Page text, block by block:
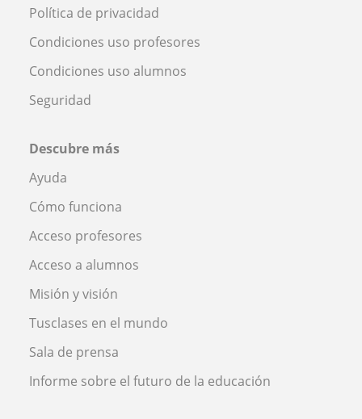
Política de privacidad
Condiciones uso profesores
Condiciones uso alumnos
Seguridad
Descubre más
Ayuda
Cómo funciona
Acceso profesores
Acceso a alumnos
Misión y visión
Tusclases en el mundo
Sala de prensa
Informe sobre el futuro de la educación